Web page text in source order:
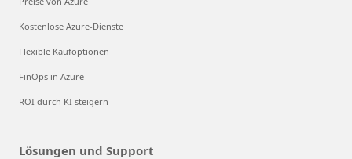
Kostenlose Azure-Dienste
Flexible Kaufoptionen
FinOps in Azure
ROI durch KI steigern
Lösungen und Support